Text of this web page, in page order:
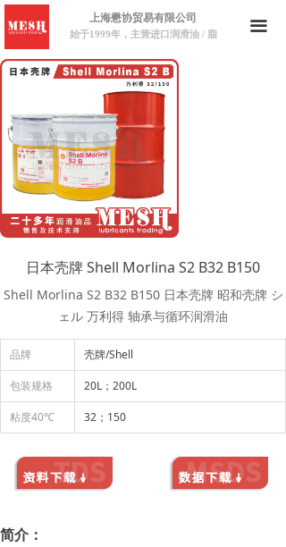
끀
上海懋协贸易有限公司
始于1999年，主营进口润滑油 / 脂
日本壳牌 Shell Morlina S2 B32 B150
简介：
Shell Morlina S2 B32 B150 日本壳牌 昭和壳牌 シ
ェル 万利得 轴承与循环润滑油
品牌 壳牌/Shell
包装规格 20L；200L
粘度40℃ 32；150